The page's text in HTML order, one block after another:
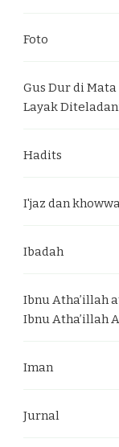
Foto
Gus Dur di
Layak
Hadits
I'jaz dan
Ibadah
Ibnu Atha’illah
Ibnu Atha’illah
Iman
Jurnal